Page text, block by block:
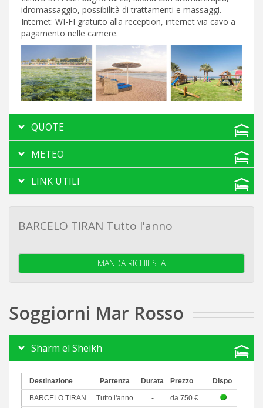
idromassaggio, possibilità di trattamenti e massaggi.
Internet: WI-FI gratuito alla reception, internet via cavo a
pagamento nelle camere.
QUOTE
METEO
LINK UTILI
BARCELO TIRAN Tutto l'anno
MANDA RICHIESTA
Soggiorni Mar Rosso
Sharm el Sheikh
Destinazione Partenza Durata Prezzo Dispo
BARCELO TIRAN Tutto l'anno -
da 750 €